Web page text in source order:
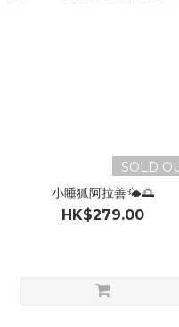
SOLD
小睡狐阿拉善🌤️🌅
HK$279.00